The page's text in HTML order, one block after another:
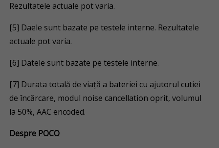
Rezultatele actuale pot varia.
[5] Daele sunt bazate pe testele interne. Rezultatele
actuale pot varia.
[6] Datele sunt bazate pe testele interne.
[7] Durata totală de viață a bateriei cu ajutorul cutiei
de încărcare, modul noise cancellation oprit, volumul
la 50%, AAC encoded.
Despre POCO